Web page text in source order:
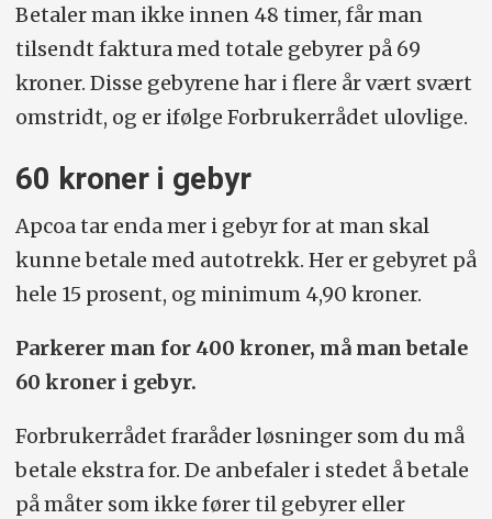
Betaler man ikke innen 48 timer, får man
tilsendt faktura med totale gebyrer på 69
kroner. Disse gebyrene har i flere år vært svært
omstridt, og er ifølge Forbrukerrådet ulovlige.
60 kroner i gebyr
Apcoa tar enda mer i gebyr for at man skal
kunne betale med autotrekk. Her er gebyret på
hele 15 prosent, og minimum 4,90 kroner.
Parkerer man for 400 kroner, må man betale
60 kroner i gebyr.
Forbrukerrådet fraråder løsninger som du må
betale ekstra for. De anbefaler i stedet å betale
på måter som ikke fører til gebyrer eller